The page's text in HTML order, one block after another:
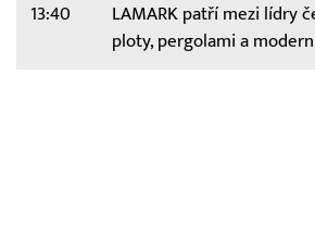
13:40
LAMARK patří mezi lídry
ploty, pergolami a